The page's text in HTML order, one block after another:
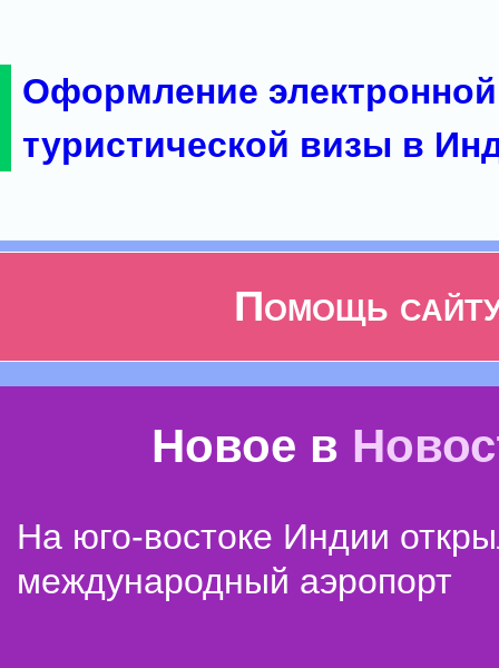
Оформление электронной
туристической визы в
Помощь
Новое в
На юго-востоке Индии
международный аэропорт